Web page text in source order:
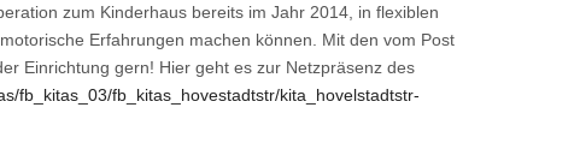
zum Kinderhaus bereits im Jahr 2014, in flexiblen
Erfahrungen machen können. Mit den vom Post
Einrichtung gern! Hier geht es zur Netzpräsenz des
fb_kitas_03/fb_kitas_hovestadtstr/kita_hovelstadtstr-